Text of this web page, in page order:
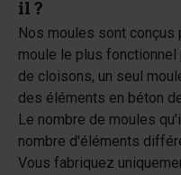
il ?
Nos moules sont conçus
moule le plus
de cloisons, un seul
des éléments en béton
Le nombre de moules
nombre d'éléments
Vous fabriquez